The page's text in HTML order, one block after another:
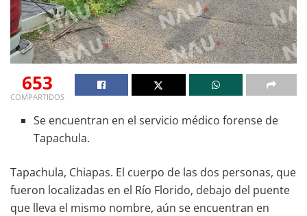
653
COMPARTIDOS
Se encuentran en el servicio médico forense de
Tapachula.
Tapachula, Chiapas. El cuerpo de las dos personas, que
fueron localizadas en el Río Florido, debajo del puente
que lleva el mismo nombre, aún se encuentran en